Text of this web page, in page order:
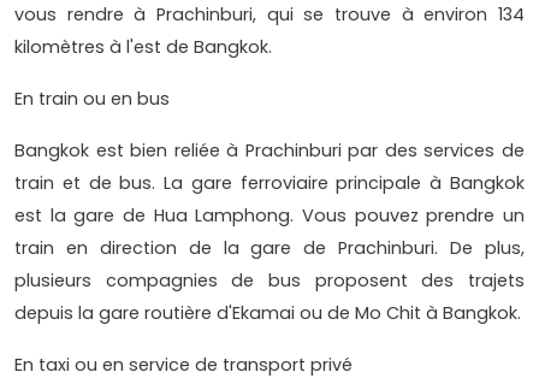
vous rendre à Prachinburi, qui se trouve à environ 134
kilomètres à l'est de Bangkok.
En train ou en bus
Bangkok est bien reliée à Prachinburi par des services de
train et de bus. La gare ferroviaire principale à Bangkok
est la gare de Hua Lamphong. Vous pouvez prendre un
train en direction de la gare de Prachinburi. De plus,
plusieurs compagnies de bus proposent des trajets
depuis la gare routière d'Ekamai ou de Mo Chit à Bangkok.
En taxi ou en service de transport privé